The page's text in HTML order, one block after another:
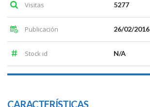
Visitas 5277
Publicación 26/02/2016
Stock id N/A
CARACTERÍSTICAS